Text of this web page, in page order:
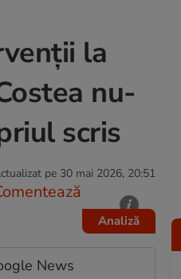
la
nu-
scris
pe 30 mai 2026, 20:51
Analiză
News